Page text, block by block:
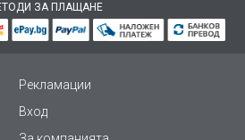
ЗА ПЛАЩАНЕ
Рекламации
Вход